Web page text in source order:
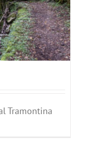
Tramontina